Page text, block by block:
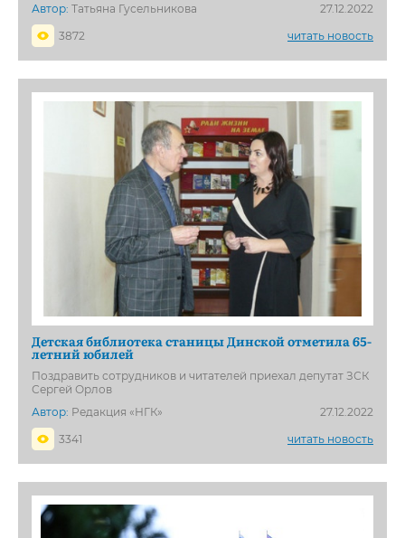
Автор: Татьяна Гусельникова
27.12.2022
3872
читать новость
Детская библиотека станицы Динской отметила 65-
летний юбилей
Поздравить сотрудников и читателей приехал депутат ЗСК
Сергей Орлов
Автор: Редакция «НГК»
27.12.2022
3341
читать новость